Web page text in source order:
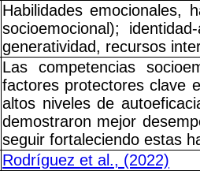
Habilidades emocionales,
socioemocional);
generatividad, recursos
Las competencias
factores protectores clave
altos niveles de
demostraron mejor
seguir fortaleciendo estas
Rodríguez et al., (2022)